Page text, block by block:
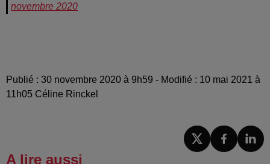
novembre 2020
Publié : 30 novembre 2020 à 9h59 - Modifié : 10 mai 2021 à
11h05 Céline Rinckel
A lire aussi